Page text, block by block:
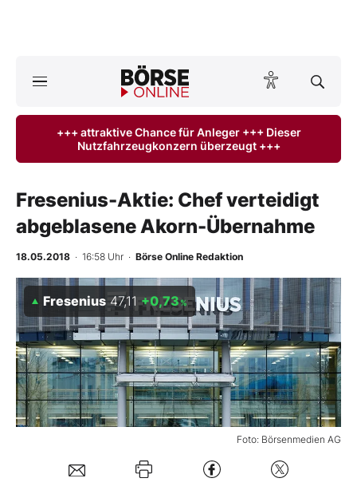
ktuelle Ausgabe BÖRSE ONLINE lesen
Anlageprodukte
Finanz-Check
BO-Musterdepots
Experten
Mein B:O
+++ attraktive Chance für Anleger +++ Dieser
Nutzfahrzeugkonzern überzeugt +++
Fresenius-Aktie: Chef verteidigt
abgeblasene Akorn-Übernahme
18.05.2018 · 16:58 Uhr · Börse Online Redaktion
Foto: Börsenmedien AG
Fresenius 47,11 +0,73%